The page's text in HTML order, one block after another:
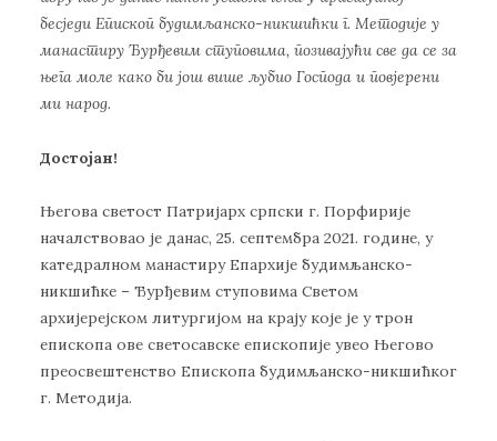
бесједи Епископ будимљанско-никшићки г. Методије у
манастиру Ђурђевим ступовима, позивајући све да се за
њега моле како би још више љубио Господа и повјерени
ми народ.
Достојан!
Његова светост Патријарх српски г. Порфирије
началствовао је данас, 25. септембра 2021. године, у
катедралном манастиру Епархије будимљанско-
никшићке – Ђурђевим ступовима Светом
архијерејском литургијом на крају које је у трон
епископа ове светосавске епископије увео Његово
преосвештенство Епископа будимљанско-никшићког
г. Методија.